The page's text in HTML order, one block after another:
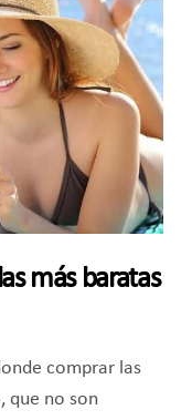
más baratas
comprar las
que no son